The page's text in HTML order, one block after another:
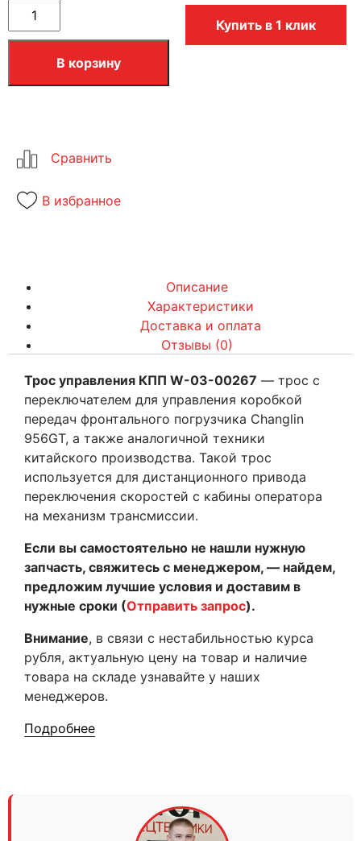
В корзину
Купить в 1 клик
В избранное
Описание
Характеристики
Доставка и оплата
Отзывы (0)
Трос управления КПП W-03-00267 — трос с
переключателем для управления коробкой
передач фронтального погрузчика Changlin
956GT, а также аналогичной техники
китайского производства. Такой трос
используется для дистанционного привода
переключения скоростей с кабины оператора
на механизм трансмиссии.
Если вы самостоятельно не нашли нужную
запчасть, свяжитесь с менеджером, — найдем,
предложим лучшие условия и доставим в
нужные сроки (Отправить запрос).
Внимание, в связи с нестабильностью курса
рубля, актуальную цену на товар и наличие
товара на складе узнавайте у наших
менеджеров.
Подробнее